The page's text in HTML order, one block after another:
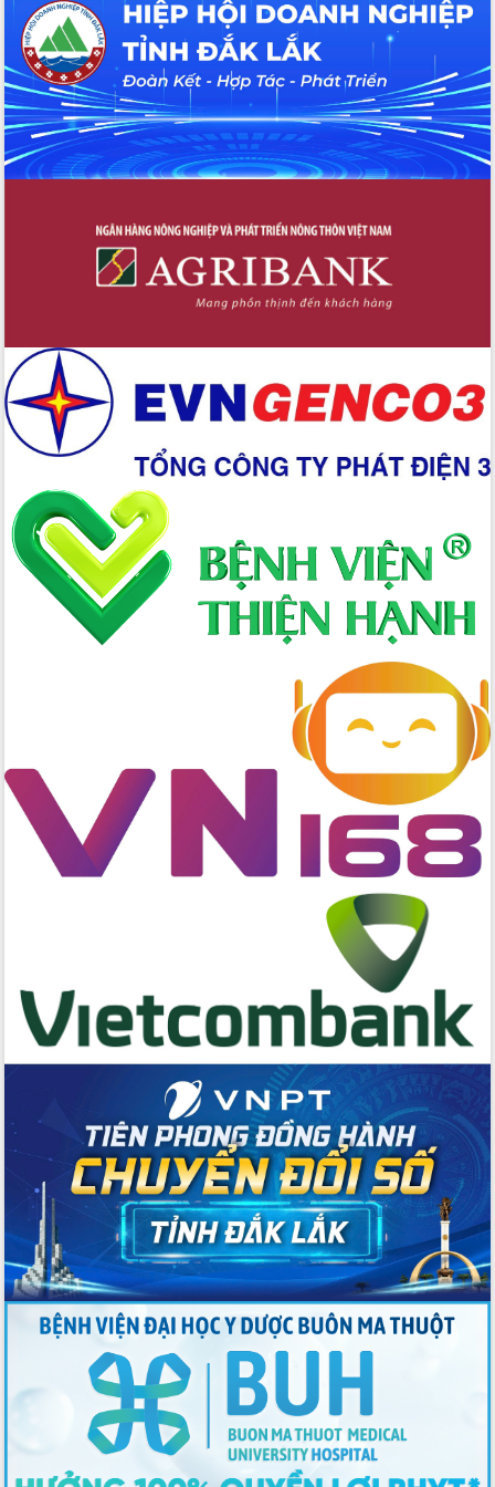
Hội thảo khoa học “Giải pháp thúc đẩy
phát triển nền kinh tế xanh tại tỉnh
Đắk Lắk”
Tăng cường giám sát, đôn đốc thực
hiện nhiệm vụ quản lý tài sản công
hàng tuần
Tháo gỡ những vướng mắc, đẩy mạnh
Đắk Lắk: Tôn vinh 46 giải pháp tại Hội
thi Sáng tạo Kỹ thuật 2024 - 2025
Đắk Lắk rà soát, điều chỉnh Đề án 190
Phó Chủ tịch UBND tỉnh Đắk Lắk
Trương Công Thái kiểm tra thực địa
Dự án cao tốc Khánh Hòa - Buôn Ma
Thuột
Định vị cà phê Việt Nam như một “di
sản sống” trong dòng chảy toàn cầu
Xây dựng nông thôn mới: Nâng cao đời
sống người dân từ những mô hình thiết
thực
Quyết liệt tháo gỡ vướng mắc, đẩy
nhanh tiến độ các dự án trọng điểm
trong Khu kinh tế Nam Phú Yên
Hòn Yến phát triển du lịch gắn với bảo
Phát động chiến dịch 30 ngày đêm
giải phóng mặt bằng Tuyến đường bộ
ven biển
Đắk Lắk nỗ lực thúc đẩy tăng trưởng
kinh tế từ 10% trở lên trong Quý
Thứ trưởng Bộ Y tế làm việc với tỉnh
Đắk Lắk về phát triển nhân lực y tế
cho trạm y tế cấp xã
Du lịch Đắk Lắk nâng tầm trải nghiệm
du khách thông qua Hệ thống cơ sở dữ
liệu và Bản đồ số
Tập huấn ứng dụng trí tuệ nhân tạo (AI)
trong thương mại điện tử năm 2026
Đoàn đại biểu Quốc hội tỉnh Đắk Lắk
trao đổi thông tin trước Kỳ họp thứ
nhất, Quốc hội khóa XVI
Quyết liệt cải cách hành chính, khơi
thông nguồn lực phát triển
Nâng cao hiệu lực, hiệu quả HĐND
tỉnh thông qua hiện đại hóa hành chính
Xã Ea Phê gắn cải cách hành chính với
chuyển đổi số
Phó Chủ tịch Thường trực UBND tỉnh
Hồ Thị Nguyên Thảo làm việc tại Trung